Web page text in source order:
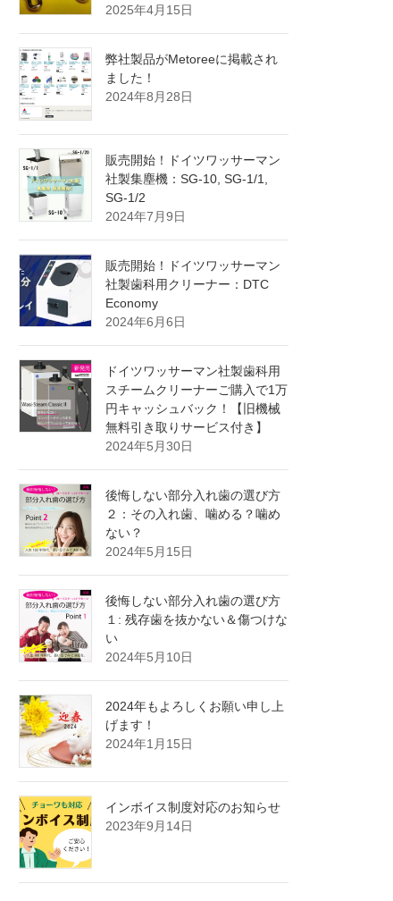
2025年4月15日
弊社製品がMetoreeに掲載され
ました！
2024年8月28日
販売開始！ドイツワッサーマン
社製集塵機：SG-10, SG-1/1,
SG-1/2
2024年7月9日
販売開始！ドイツワッサーマン
社製歯科用クリーナー：DTC
Economy
2024年6月6日
ドイツワッサーマン社製歯科用
スチームクリーナーご購入で1万
円キャッシュバック！【旧機械
無料引き取りサービス付き】
2024年5月30日
後悔しない部分入れ歯の選び方
２：その入れ歯、噛める？噛め
ない？
2024年5月15日
後悔しない部分入れ歯の選び方
１: 残存歯を抜かない＆傷つけな
い
2024年5月10日
2024年もよろしくお願い申し上
げます！
2024年1月15日
インボイス制度対応のお知らせ
2023年9月14日